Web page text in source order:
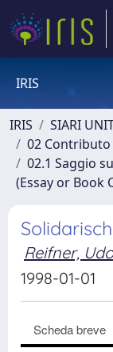
IRIS
IRIS
SIARI
02
02.1 Saggio
(Essay or Book
Reifner,
1998-01-01
Scheda breve